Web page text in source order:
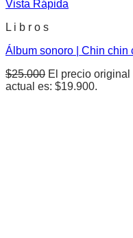
Vista Rápida
L i b r o s
Álbum sonoro | Chin chin
$25.000 El precio original
actual es: $19.900.